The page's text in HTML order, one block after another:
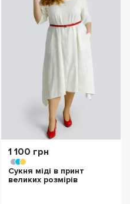
1 100 грн
Сукня міді в принт
великих розмірів